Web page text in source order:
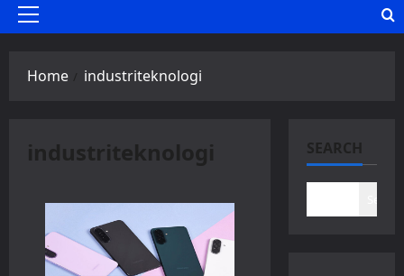
Primary
Home industriteknologi
industriteknologi SEARCH